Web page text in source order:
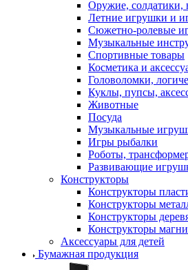
Оружие, солдатики,
Летние игрушки и
Сюжетно-ролевые
Музыкальные
Спортивные товары
Косметика и
Головоломки,
Куклы, пупсы,
Животные
Посуда
Музыкальные
Игры рыбалки
Роботы,
Развивающие
Конструкторы
Конструкторы
Конструкторы
Конструкторы
Конструкторы
Аксессуары для детей
Бумажная продукция